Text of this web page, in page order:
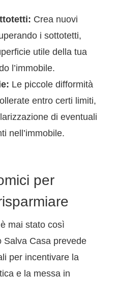
Crea nuovi
i sottotetti,
utile della tua
l’immobile.
Le piccole difformità
entro certi limiti,
di eventuali
nell’immobile.
per
mai stato così
Salva Casa prevede
per incentivare la
e la messa in